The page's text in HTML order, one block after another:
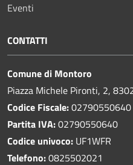
Eventi
CONTATTI
Comune di Montoro
Piazza Michele Pironti, 2,
Codice Fiscale:02790550640
Partita IVA:02790550640
Codice univoco: UF1WFR
Telefono:0825502021